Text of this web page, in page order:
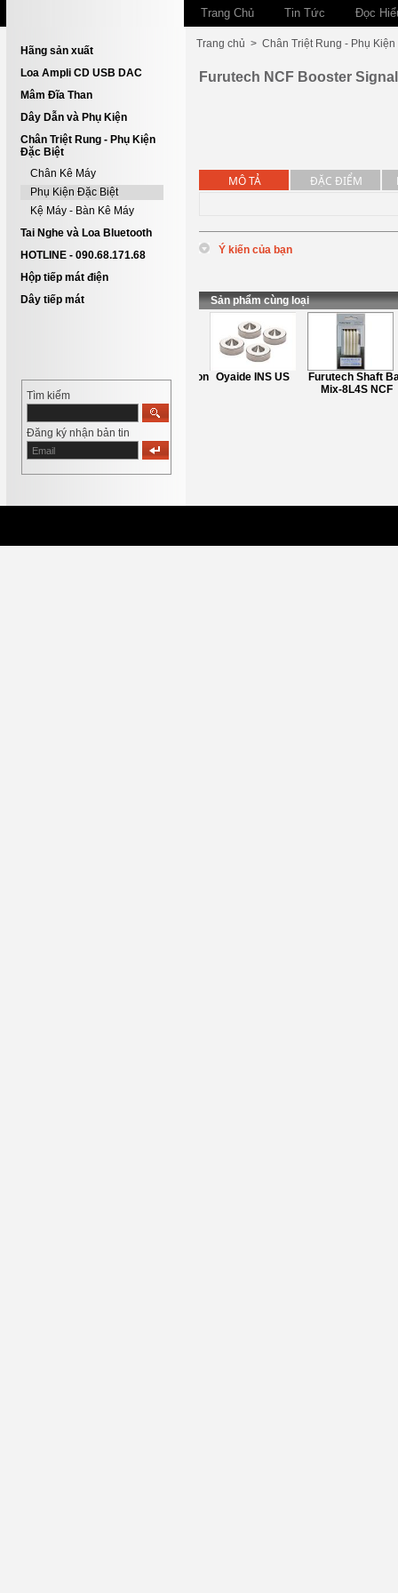
Trang Chủ Tin Tức Đọc
Hãng sản xuất
Loa Ampli CD USB DAC
Mâm Đĩa Than
Dây Dẫn và Phụ Kiện
Chân Triệt Rung - Phụ Kiện
Đặc Biệt
Chân Kê Máy
Phụ Kiện Đặc Biệt
Kệ Máy - Bàn Kê Máy
Tai Nghe và Loa Bluetooth
HOTLINE - 090.68.171.68
Hộp tiếp mát điện
Dây tiếp mát
Tìm kiếm
Đăng ký nhận bản tin
Trang chủ > Chân Triệt Rung - Phụ
Furutech NCF Booster
MÔ TẢ ĐẶC ĐIỂM
Ý kiến của bạn
* Nội dung:
Sản phẩm cùng loại
Furutech ASB-2ion
Oyaide INS US
Furutech Shaft
Mix-8L4S NCF